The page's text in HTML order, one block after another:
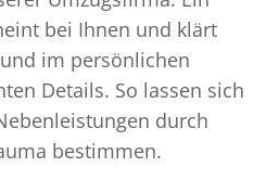
bei Ihnen und klärt
im persönlichen
Details. So lassen sich
durch
bestimmen.